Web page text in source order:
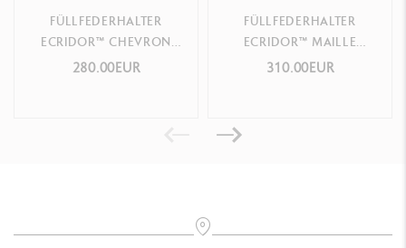
FÜLLFEDERHALTER
ECRIDOR™ CHEVRON
PLATINBESCHICHTET
280.00EUR
FÜLLFEDERHALTER
ECRIDOR™ MAILLE
MILANAISE
310.00EUR